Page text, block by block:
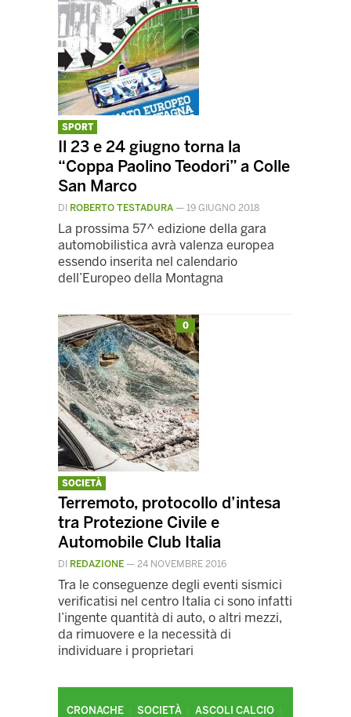
SPORT
Il 23 e 24 giugno torna la
“Coppa Paolino Teodori” a Colle
San Marco
DI ROBERTO TESTADURA — 19 GIUGNO 2018
La prossima 57^ edizione della gara
automobilistica avrà valenza europea
essendo inserita nel calendario
dell’Europeo della Montagna
0
SOCIETÀ
Terremoto, protocollo d’intesa
tra Protezione Civile e
Automobile Club Italia
DI REDAZIONE — 24 NOVEMBRE 2016
Tra le conseguenze degli eventi sismici
verificatisi nel centro Italia ci sono infatti
l’ingente quantità di auto, o altri mezzi,
da rimuovere e la necessità di
individuare i proprietari
CRONACHE SOCIETÀ ASCOLI CALCIO